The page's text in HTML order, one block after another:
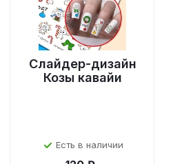
Слайдер-дизайн
Козы кавайи
Есть в наличии